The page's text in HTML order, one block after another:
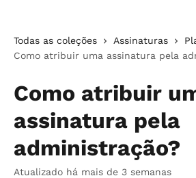
Todas as coleções Assinaturas
Como atribuir uma assinatura pela
Como atribuir
assinatura pela
administração?
Atualizado há mais de 3 semanas